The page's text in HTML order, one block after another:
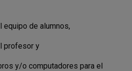
equipo de alumnos,
profesor y
y/o computadores para el